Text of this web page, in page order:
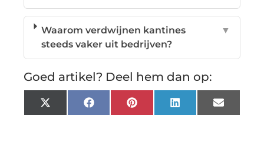
Waarom verdwijnen kantines
steeds vaker uit bedrijven?
▼
Goed artikel? Deel hem dan op:
X
(Twitter)
FacebookPinterestLinkedInEmail